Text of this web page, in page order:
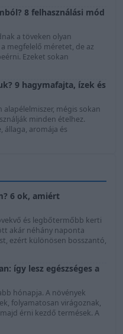
8 felhasználási mód
a töveken olyan
megfelelő méretet, de az
Ezeket sokan
9 hagymafajta, ízek és
mégis sokan
minden ételhez.
állaga, aromája és
6 ok, amiért
és legbőtermőbb kerti
akár néhány naponta
ezért különösen bosszantó,
így lesz egészséges a
hónapja. A növények
folyamatosan virágoznak,
érni kezdő termések. A